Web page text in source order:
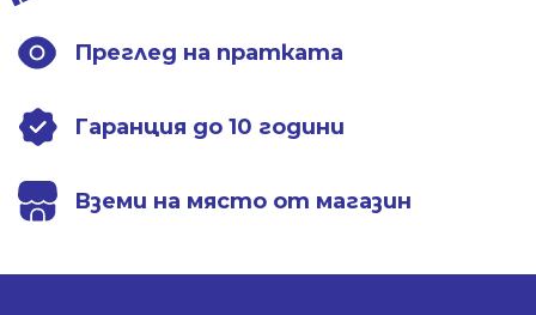
Преглед на пратката
Гаранция до 10 години
Вземи на място от магазин